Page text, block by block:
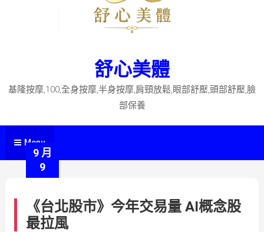
舒心美體
基隆按摩,100,全身按摩,半身按摩,肩頸放鬆,眼部舒壓,頭部舒壓,臉
部保養
Menu
9 月
9
《台北股市》今年交易量 AI概念股
最拉風